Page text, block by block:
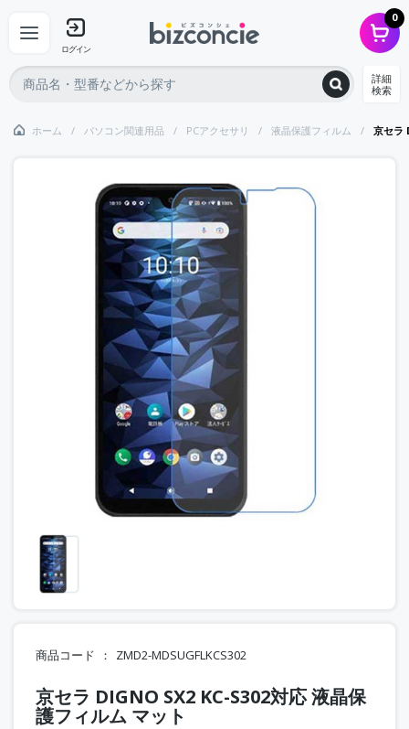
ログイン
0
詳細
検索
ホーム パソコン関連用品 PCアクセサリ 液晶保護フィルム 京セラ
商品コード ZMD2-MDSUGFLKCS302
京セラ DIGNO SX2 KC-S302対応 液晶保
護フィルム マット